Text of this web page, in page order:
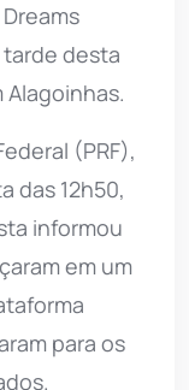
desta
Alagoinhas.
(PRF),
das 12h50,
informou
em um
para os